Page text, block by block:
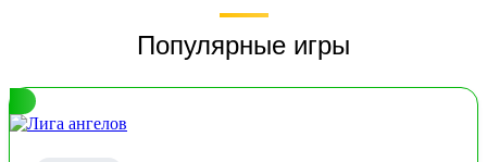
Популярные игры